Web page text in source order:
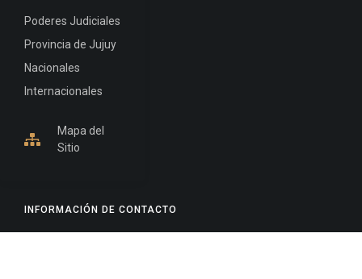
INFORMACIÓN DE CONTACTO
Poderes Judiciales
Provincia de Jujuy
Nacionales
Internacionales
Mapa del
Sitio